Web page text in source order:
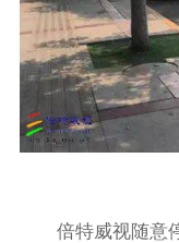
倍特威视随意停